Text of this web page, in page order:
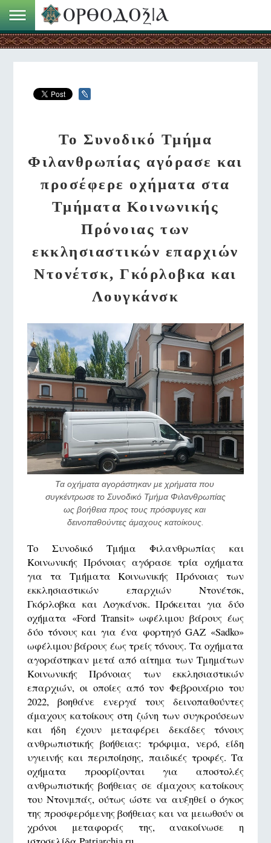
Το Συνοδικό Τμήμα
Φιλανθρωπίας αγόρασε και
προσέφερε οχήματα στα
Τμήματα Κοινωνικής
Πρόνοιας των
εκκλησιαστικών επαρχιών
Ντονέτσκ, Γκόρλοβκα και
Λουγκάνσκ
Τα οχήματα αγοράστηκαν με χρήματα που
συγκέντρωσε το Συνοδικό Τμήμα Φιλανθρωπίας
ως βοήθεια προς τους πρόσφυγες και
δεινοπαθούντες άμαχους κατοίκους.
Το Συνοδικό Τμήμα Φιλανθρωπίας και
Κοινωνικής Πρόνοιας αγόρασε τρία οχήματα
για τα Τμήματα Κοινωνικής Πρόνοιας των
εκκλησιαστικών επαρχιών Ντονέτσκ,
Γκόρλοβκα και Λογκάνσκ. Πρόκειται για δύο
οχήματα «Ford Transit» ωφέλιμου βάρους έως
δύο τόνους και για ένα φορτηγό GAZ «Sadko»
ωφέλιμου βάρους έως τρείς τόνους. Τα οχήματα
αγοράστηκαν μετά από αίτημα των Τμημάτων
Κοινωνικής Πρόνοιας των εκκλησιαστικών
επαρχιών, οι οποίες από τον Φεβρουάριο του
2022, βοηθάνε ενεργά τους δεινοπαθούντες
άμαχους κατοίκους στη ζώνη των συγκρούσεων
και ήδη έχουν μεταφέρει δεκάδες τόνους
ανθρωπιστικής βοήθειας: τρόφιμα, νερό, είδη
υγιεινής και περιποίησης, παιδικές τροφές. Τα
οχήματα προορίζονται για αποστολές
ανθρωπιστικής βοήθειας σε άμαχους κατοίκους
του Ντονμπάς, ούτως ώστε να αυξηθεί ο όγκος
της προσφερόμενης βοήθειας και να μειωθούν οι
χρόνοι μεταφοράς της, ανακοίνωσε η